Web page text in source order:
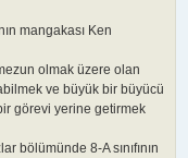
mangakası Ken
olmak üzere olan
ve büyük bir büyücü
görevi yerine getirmek
bölümünde 8-A sınıfının